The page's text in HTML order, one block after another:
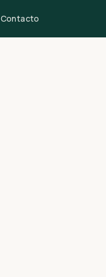
Contacto